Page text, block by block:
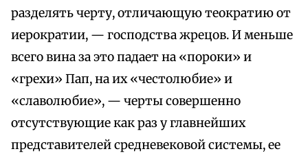
разделять черту, отличающую теократию от
иерократии, — господства жрецов. И меньше
всего вина за это падает на «пороки» и
«грехи» Пап, на их «честолюбие» и
«славолюбие», — черты совершенно
отсутствующие как раз у главнейших
представителей средневековой системы, ее